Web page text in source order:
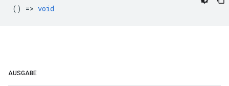
() => void
AUSGABE